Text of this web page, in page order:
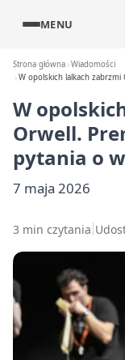
MENU
Strona główna Wiadomości
W opolskich lalkach zabrzmi
W
Orwell.
pytania o
7 maja 2026
3 min czytania